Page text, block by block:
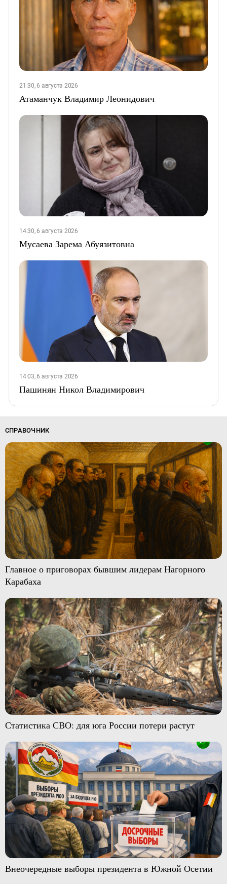
21:30, 6 августа 2026
Атаманчук Владимир Леонидович
14:30, 6 августа 2026
Мусаева Зарема Абуязитовна
14:03, 6 августа 2026
Пашинян Никол Владимирович
СПРАВОЧНИК
Главное о приговорах бывшим лидерам Нагорного
Карабаха
Статистика СВО: для юга России потери растут
Внеочередные выборы президента в Южной Осетии